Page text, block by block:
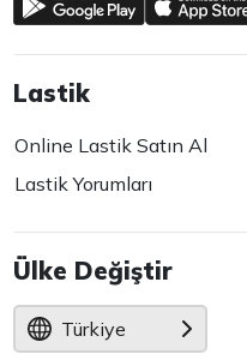
Lastik
Online Lastik Satın Al
Lastik Yorumları
Ülke Değiştir
Türkiye